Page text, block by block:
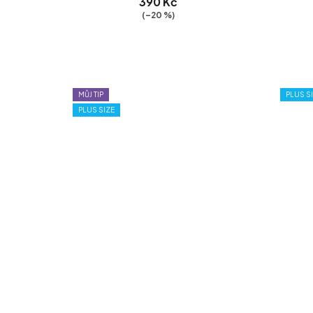
(–20 %)
MŮJ TIP
PLUS SIZE
PLUS